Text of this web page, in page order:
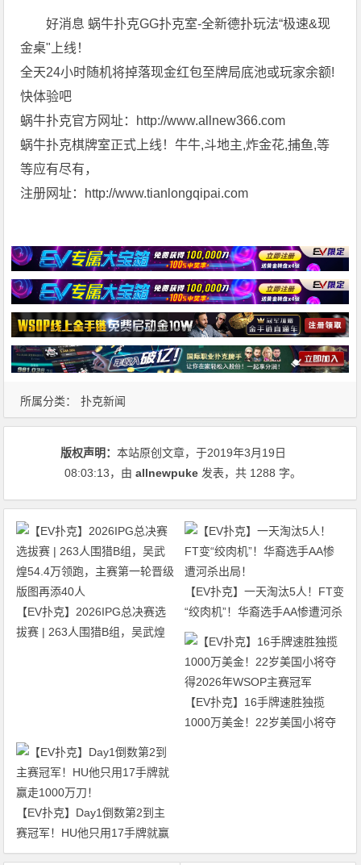
好消息 蜗牛扑克GG扑克室-全新德扑玩法“极速&现
金桌"上线！
全天24小时随机将掉落现金红包至牌局底池或玩家余额!
快体验吧
蜗牛扑克官方网址：http://www.allnew366.com
蜗牛扑克棋牌室正式上线！牛牛,斗地主,炸金花,捕鱼,等
等应有尽有，
注册网址：http://www.tianlongqipai.com
所属分类： 扑克新闻
版权声明：本站原创文章，于2019年3月19日
08:03:13，由allnewpuke 发表，共 1288 字。
【EV扑克】2026IPG总决赛选
拔赛 | 263人围猎B组，吴武煌
【EV扑克】一天淘汰5人！FT变
“绞肉机”！华裔选手AA惨遭河杀
出局！
【EV扑克】16手牌速胜独揽
1000万美金！22岁美国小将夺
【EV扑克】Day1倒数第2到主
赛冠军！HU他只用17手牌就赢
走1000万刀！